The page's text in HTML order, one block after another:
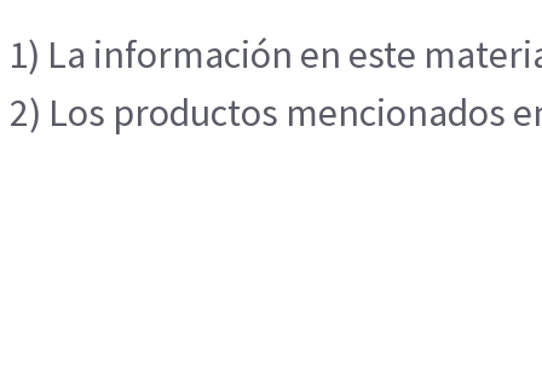
1) La información en este
2) Los productos mencionados